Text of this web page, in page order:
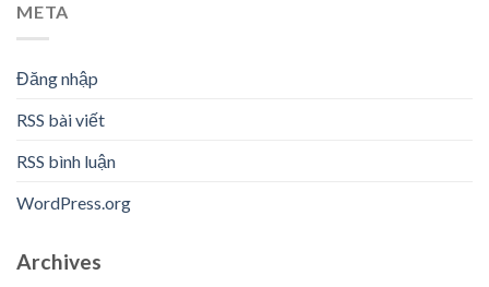
META
Đăng nhập
RSS bài viết
RSS bình luận
WordPress.org
Archives